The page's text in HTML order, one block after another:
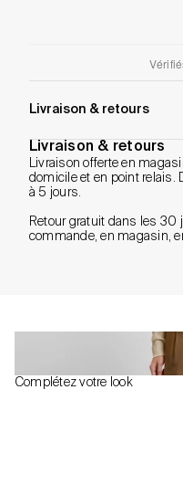
Livraison & retours
Livraison & retours
Livraison offerte en
domicile et en point relais.
à 5 jours.
Retour gratuit dans les 30
commande, en magasin,
Complétez votre look